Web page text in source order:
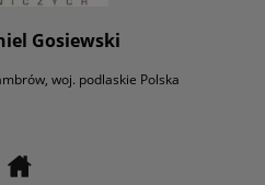
Gosiewski
woj. podlaskie Polska